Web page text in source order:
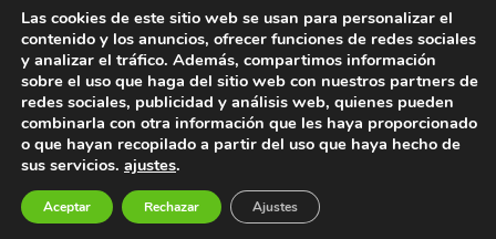
Copyright © 2026, PINTURAS JAFEP |
PADELPINTURAS.COM. Todos los derechos reservados.
Las cookies de este sitio web se usan para personalizar el
contenido y los anuncios, ofrecer funciones de redes sociales
y analizar el tráfico. Además, compartimos información
sobre el uso que haga del sitio web con nuestros partners de
redes sociales, publicidad y análisis web, quienes pueden
combinarla con otra información que les haya proporcionado
o que hayan recopilado a partir del uso que haya hecho de
sus servicios. ajustes.
Aceptar Rechazar Ajustes